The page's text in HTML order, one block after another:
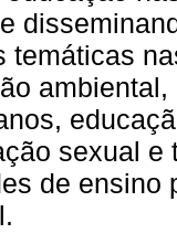
temáticas
sexual
de ensino